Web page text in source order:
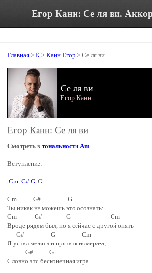
Главная > К > Канн Егор > Се ля ви
Се ля ви
Егор Канн
Егор Канн: Се ля ви
Смотреть в тональности Am
Вступление:
|Cm G#|G G|
Cm G# G
Ты никак не можешь это осознать:
Cm G# G Cm
Вроде рядом был, но я сейчас с другой опять
G# G Cm
Я устал менять и прятать номера-а,
G# G
Словно это бесконечная игра